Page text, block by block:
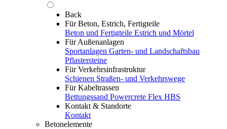
Back
Für Beton, Estrich, Fertigteile
Beton und Fertigteile Estrich und Mörtel
Für Außenanlagen
Sportanlagen Garten- und Landschaftsbau
Pflastersteine
Für Verkehrsinfrastruktur
Schienen Straßen- und Verkehrswege
Für Kabeltrassen
Bettungssand Powercrete Flex HBS
Kontakt & Standorte
Kontakt
Betonelemente